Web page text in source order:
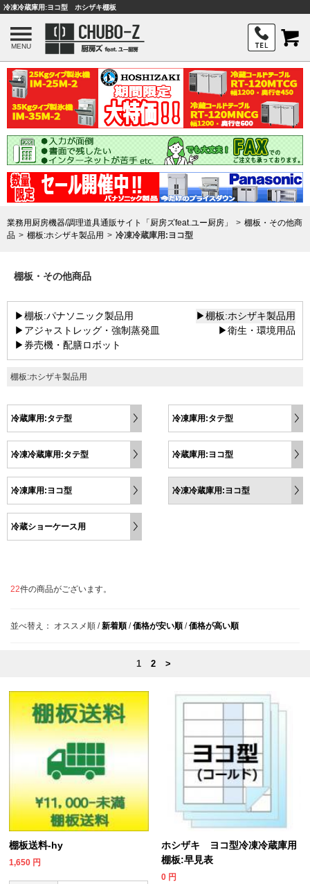
冷凍冷蔵庫用:ヨコ型 ホシザキ棚板
MENU
業務用厨房機器/調理道具通販サイト「厨房ズfeat.ユー厨房」
棚板・その他商
品
棚板:ホシザキ製品用 冷凍冷蔵庫用:ヨコ型
棚板・その他商品
▶棚板:パナソニック製品用
▶棚板:ホシザキ製品用
▶アジャストレッグ・強制蒸発皿
▶衛生・環境用品
▶券売機・配膳ロボット
棚板:ホシザキ製品用
冷蔵庫用:タテ型 冷凍庫用:タテ型
冷凍冷蔵庫用:タテ型 冷蔵庫用:ヨコ型
冷凍庫用:ヨコ型 冷凍冷蔵庫用:ヨコ型
冷蔵ショーケース用
22件の商品がございます。
並べ替え： オススメ順 /新着順 /価格が安い順 /価格が高い順
1 2 >
棚板送料-hy
1,650 円
ホシザキ ヨコ型冷凍冷蔵庫用
棚板:早見表
0 円